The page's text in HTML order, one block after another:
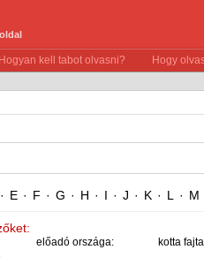
Hogyan kell tabot olvasni? Hogy
· E · F · G · H · I · J · K · L · M
előadó országa: kotta